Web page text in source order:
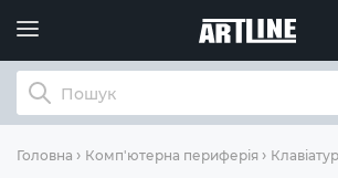
Головна Комп'ютерна периферія